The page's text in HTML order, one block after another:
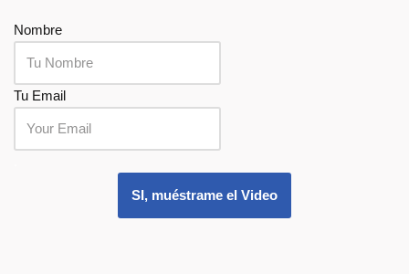
Nombre
Tu Email
SI, muéstrame el Video